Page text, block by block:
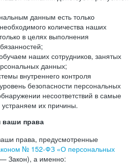
данным есть только
количества наших
в целях выполнения
наших сотрудников, занятых
данных;
внутреннего контроля
безопасности персональных
несоответствий в самые
устраняем их причины.
ваши права
права, предусмотренные
№ 152-ФЗ «О персональных
Закон), а именно: